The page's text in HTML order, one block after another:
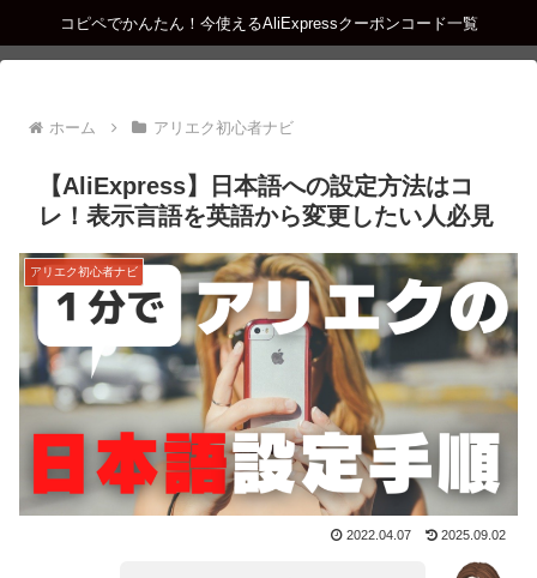
コピペでかんたん！今使えるAliExpressクーポンコード一覧
ホーム アリエク初心者ナビ
【AliExpress】日本語への設定方法はコ
レ！表示言語を英語から変更したい人必見
アリエク初心者ナビ
2022.04.07 2025.09.02